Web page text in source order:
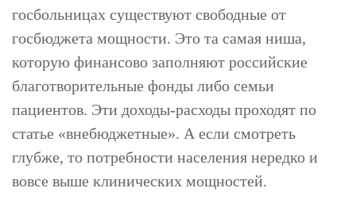
госбольницах существуют свободные от
госбюджета мощности. Это та самая ниша,
которую финансово заполняют российские
благотворительные фонды либо семьи
пациентов. Эти доходы-расходы проходят по
статье «внебюджетные». А если смотреть
глубже, то потребности населения нередко и
вовсе выше клинических мощностей.